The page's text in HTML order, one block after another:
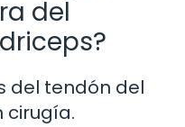
del
del tendón del
cirugía.